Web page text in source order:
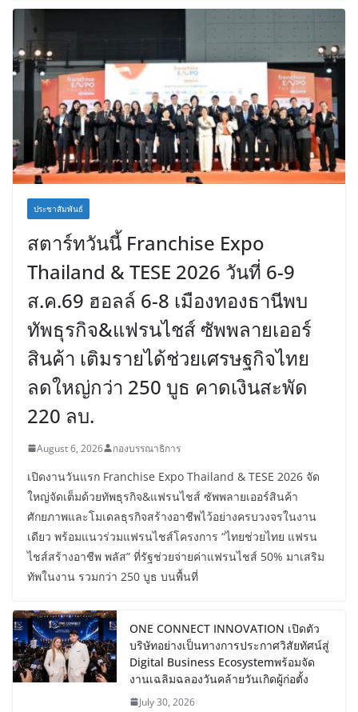
ประชาสัมพันธ์
สตาร์ทวันนี้ Franchise Expo
Thailand & TESE 2026 วันที่ 6-9
ส.ค.69 ฮอลล์ 6-8 เมืองทองธานีพบ
ทัพธุรกิจ&แฟรนไชส์ ซัพพลายเออร์
สินค้า เติมรายได้ช่วยเศรษฐกิจไทย
ลดใหญ่กว่า 250 บูธ คาดเงินสะพัด
220 ลบ.
August 6, 2026 กองบรรณาธิการ
เปิดงานวันแรก Franchise Expo Thailand & TESE 2026 จัด
ใหญ่จัดเต็มด้วยทัพธุรกิจ&แฟรนไชส์ ซัพพลายเออร์สินค้า
ศักยภาพและโมเดลธุรกิจสร้างอาชีพไว้อย่างครบวงจรในงาน
เดียว พร้อมแนวร่วมแฟรนไชส์โครงการ “ไทยช่วยไทย แฟรน
ไชส์สร้างอาชีพ พลัส” ที่รัฐช่วยจ่ายค่าแฟรนไชส์ 50% มาเสริม
ทัพในงาน รวมกว่า 250 บูธ บนพื้นที่
ONE CONNECT INNOVATION เปิดตัว
บริษัทอย่างเป็นทางการประกาศวิสัยทัศน์สู่
Digital Business Ecosystemพร้อมจัด
งานเฉลิมฉลองวันคล้ายวันเกิดผู้ก่อตั้ง
July 30, 2026